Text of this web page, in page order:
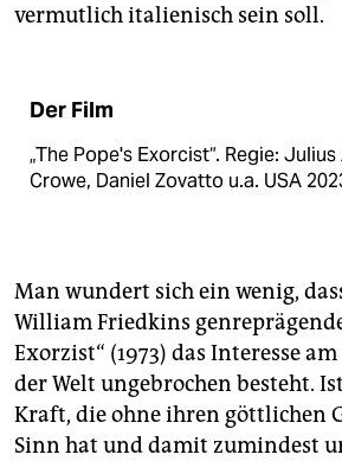
vermutlich italienisch sein soll.
Der Film
„The Pope's Exorcist“. Regie:
Crowe, Daniel Zovatto u.a. USA
Man wundert sich ein wenig,
William Friedkins
Exorzist“ (1973) das Interesse
der Welt ungebrochen besteht.
Kraft, die ohne ihren göttlichen
Sinn hat und damit zumindest